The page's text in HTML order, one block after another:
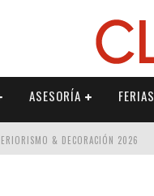
ASESORÍA FERIAS
& DECORACIÓN 2026